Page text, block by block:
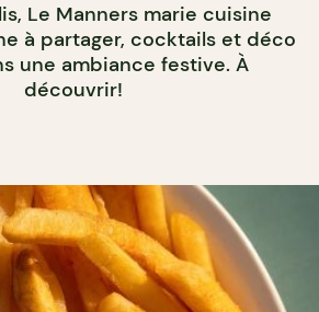
Le Manners marie cuisine
à partager, cocktails et déco
une ambiance festive. À
découvrir!